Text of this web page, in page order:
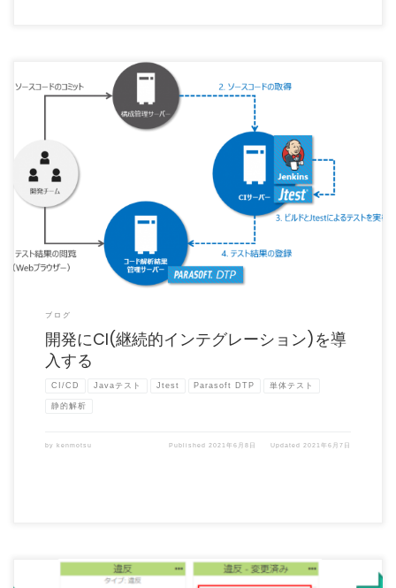
CI(継続的インテグレーション)とは CIとは継続的にビルドやテストをおこなう、ソフ
トウェア開発のプ […]
ブログ
開発にCI(継続的インテグレーション)を導
入する
CI/CD Javaテスト Jtest Parasoft DTP 単体テスト
静的解析
by kenmotsu Published 2021年6月8日 Updated 2021年6月7日